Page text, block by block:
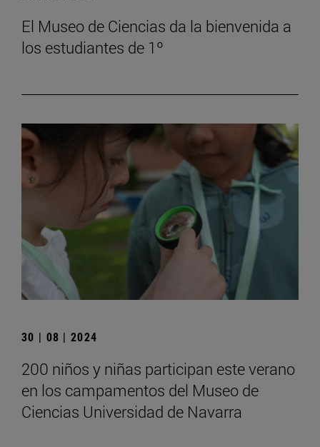
El Museo de Ciencias da la bienvenida a
los estudiantes de 1º
30 | 08 | 2024
200 niños y niñas participan este verano
en los campamentos del Museo de
Ciencias Universidad de Navarra